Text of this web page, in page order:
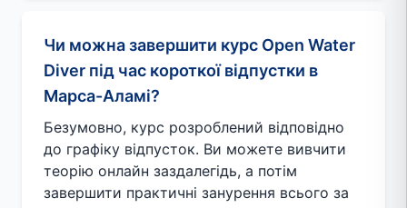
Чи можна завершити курс Open Water
Diver під час короткої відпустки в
Марса-Аламі?
Безумовно, курс розроблений відповідно
до графіку відпусток. Ви можете вивчити
теорію онлайн заздалегідь, а потім
завершити практичні занурення всього за